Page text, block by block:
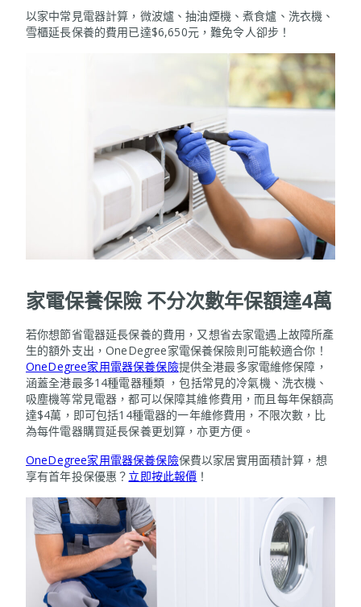
以家中常見電器計算，微波爐、抽油煙機、煮食爐、洗衣機、
雪櫃延長保養的費用已達$6,650元，難免令人卻步！
家電保養保險 不分次數年保額達4萬
若你想節省電器延長保養的費用，又想省去家電遇上故障所產
生的額外支出，OneDegree家電保養保險則可能較適合你！
OneDegree家用電器保養保險提供全港最多家電維修保障，
涵蓋全港最多14種電器種類 ，包括常見的冷氣機、洗衣機、
吸塵機等常見電器，都可以保障其維修費用，而且每年保額高
達$4萬，即可包括14種電器的一年維修費用，不限次數，比
為每件電器購買延長保養更划算，亦更方便。
OneDegree家用電器保養保險保費以家居實用面積計算，想
享有首年投保優惠？ 立即按此報價 ！